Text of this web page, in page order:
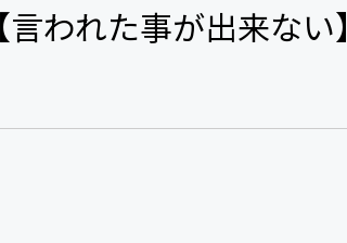
われた事が出来ない】